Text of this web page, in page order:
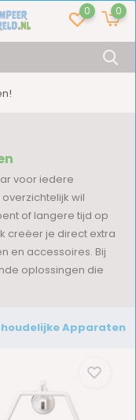
0 0
voor iedere
wil
of langere tijd op
creëer je direct extra
en accessoires. Bij
oplossingen die
Apparaten